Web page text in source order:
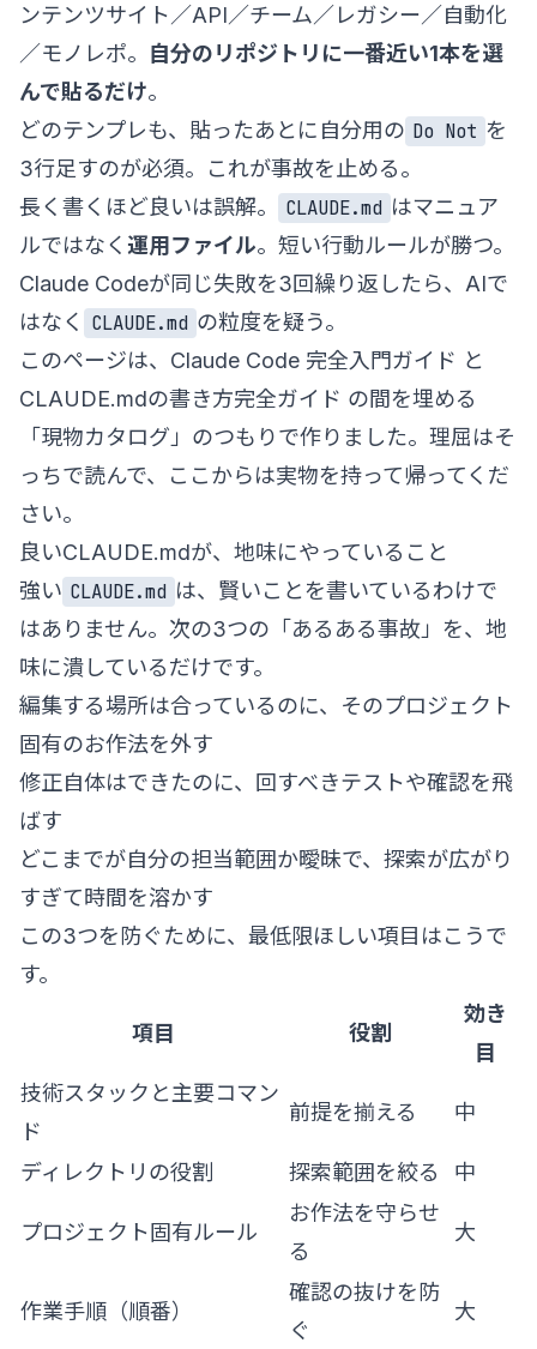
ンテンツサイト／API／チーム／レガシー／自動化
／モノレポ。 自分のリポジトリに一番近い1本を選
んで貼るだけ。
どのテンプレも、貼ったあとに自分用の Do Not を
3行足すのが必須。これが事故を止める。
長く書くほど良いは誤解。
CLAUDE.md はマニュア
ルではなく 運用ファイル。短い行動ルールが勝つ。
Claude Codeが同じ失敗を3回繰り返したら、AIで
はなく CLAUDE.md の粒度を疑う。
このページは、 Claude Code 完全入門ガイド と
CLAUDE.mdの書き方完全ガイド の間を埋める
「現物カタログ」のつもりで作りました。理屈はそ
っちで読んで、ここからは実物を持って帰ってくだ
さい。
良いCLAUDE.mdが、地味にやっていること
強い CLAUDE.md は、賢いことを書いているわけで
はありません。次の3つの「あるある事故」を、地
味に潰しているだけです。
編集する場所は合っているのに、そのプロジェクト
固有のお作法を外す
修正自体はできたのに、回すべきテストや確認を飛
ばす
どこまでが自分の担当範囲か曖昧で、探索が広がり
すぎて時間を溶かす
この3つを防ぐために、最低限ほしい項目はこうで
す。
項目 役割
効き
目
技術スタックと主要コマン
ド
前提を揃える 中
ディレクトリの役割 探索範囲を絞る 中
プロジェクト固有ルール
お作法を守らせ
る
大
作業手順（順番）
確認の抜けを防
ぐ
大